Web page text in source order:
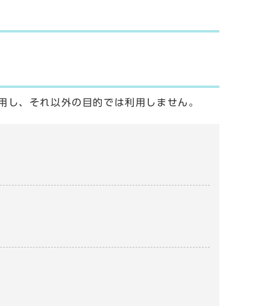
、それ以外の目的では利用しません。